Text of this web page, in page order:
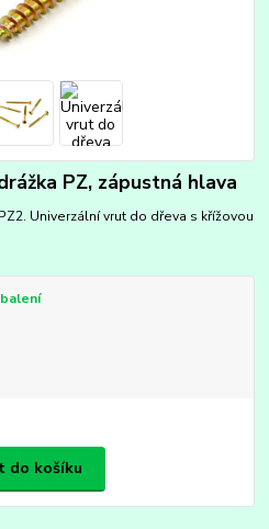
PZ, zápustná hlava
Univerzální vrut do dřeva s křížovou
do košíku